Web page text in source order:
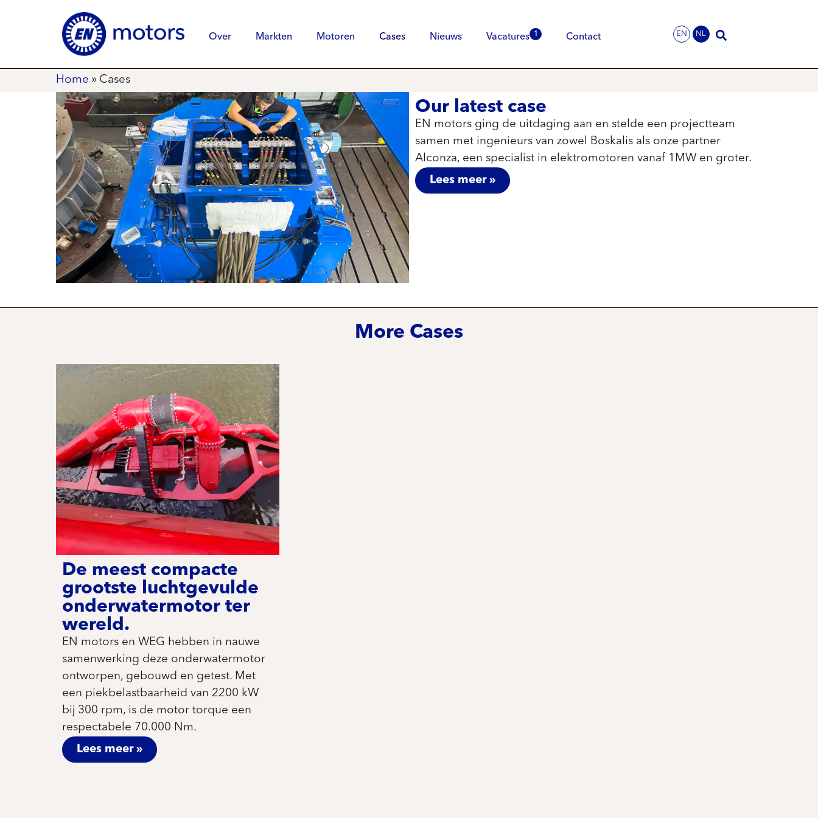
Over Markten Motoren Cases Nieuws Vacatures 1 Contact NL
EN
Home » Cases
Our latest case
EN motors ging de uitdaging aan en stelde een projectteam
samen met ingenieurs van zowel Boskalis als onze partner
Alconza, een specialist in elektromotoren vanaf 1MW en groter.
Lees meer »
More Cases
De meest compacte
grootste luchtgevulde
onderwatermotor ter
wereld.
EN motors en WEG hebben in nauwe
samenwerking deze onderwatermotor
ontworpen, gebouwd en getest. Met
een piekbelastbaarheid van 2200 kW
bij 300 rpm, is de motor torque een
respectabele 70.000 Nm.
Lees meer »